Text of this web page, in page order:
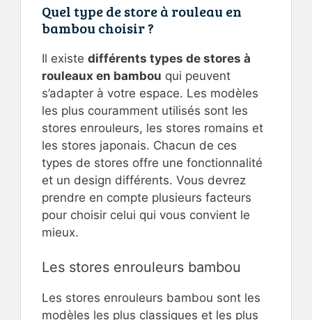
Quel type de store à rouleau en
bambou choisir ?
Il existe différents types de stores à
rouleaux en bambou qui peuvent
s’adapter à votre espace. Les modèles
les plus couramment utilisés sont les
stores enrouleurs, les stores romains et
les stores japonais. Chacun de ces
types de stores offre une fonctionnalité
et un design différents. Vous devrez
prendre en compte plusieurs facteurs
pour choisir celui qui vous convient le
mieux.
Les stores enrouleurs bambou
Les stores enrouleurs bambou sont les
modèles les plus classiques et les plus